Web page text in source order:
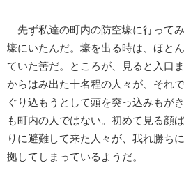
先ず私達の町内の防空壕に行って
壕にいたんだ。壕を出る時は、ほと
ていた筈だ。ところが、見ると入口
からはみ出た十名程の人々が、それ
ぐり込もうとして頭を突っ込みもが
も町内の人ではない。初めて見る顔
りに避難して来た人々が、我れ勝ち
拠してしまっているようだ。